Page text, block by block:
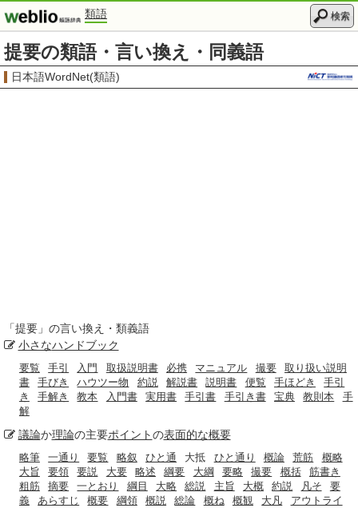
類語 検索
提要の類語・言い換え・同義語
日本語WordNet(類語)
「提要 」の言い換え・類義語
小さなハンドブック
要覧 手引 入門 取扱説明書 必携 マニュアル 撮要
取り扱い説明
書
手びき ハウツー物 約説 解説書 説明書 便覧 手ほどき
手引
き
手解き 教本 入門書 実用書 手引書 手引き書 宝典 教則本
手
解
議論か理論の主要ポイントの表面的な概要
略筆 一通り 要覧 略叙 ひと通 大抵 ひと通り 概論 荒筋
概略
大旨
要領 要説 大要 略述 綱要 大綱 要略 撮要 概括
筋書き
粗筋
摘要 一とおり 綱目 大略 総説 主旨 大概 約説 凡そ
要
義
あらすじ 概要 綱領 概説 総論 概ね 概観 大凡
アウトライ